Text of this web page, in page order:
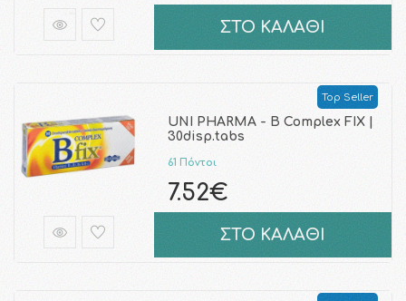
ΣΤΟ ΚΑΛΑΘΙ
Top Seller
UNI PHARMA - B Complex FIX |
30disp.tabs
61 Πόντοι
7.52€
ΣΤΟ ΚΑΛΑΘΙ